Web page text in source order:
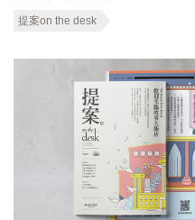
提案on the desk